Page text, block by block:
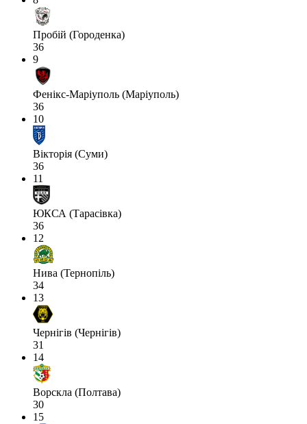
Пробій (Городенка)
36
9
Фенікс-Маріуполь (Маріуполь)
36
10
Вікторія (Суми)
36
11
ЮКСА (Тарасівка)
36
12
Нива (Тернопіль)
34
13
Чернігів (Чернігів)
31
14
Ворскла (Полтава)
30
15